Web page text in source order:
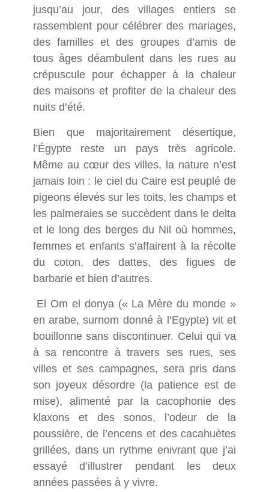
jusqu’au jour, des villages entiers se
rassemblent pour célébrer des mariages,
des familles et des groupes d’amis de
tous âges déambulent dans les rues au
crépuscule pour échapper à la chaleur
des maisons et profiter de la chaleur des
nuits d’été.
Bien que majoritairement désertique,
l’Égypte reste un pays trèsagricole.
Même au cœur des villes, la nature n’est
jamais loin : le ciel du Caire est peuplé de
pigeons élevés sur les toits, leschamps et
les palmeraies se succèdent dans le delta
et le long des berges du Nil où hommes,
femmes et enfants s’affairent à la récolte
du coton, des dattes, des figues de
barbarie et bien d’autres.
El Om el donya (« La Mère du monde »
en arabe, surnom donné à l’Egypte) vit et
bouillonne sans discontinuer. Celui qui va
à sa rencontre à travers ses rues, ses
villes et ses campagnes, sera pris dans
son joyeux désordre (la patience est de
mise), alimenté par la cacophonie des
klaxons et des sonos, l’odeur de la
poussière, de l’encens et des cacahuètes
grillées, dans un rythme enivrantque j’ai
essayé d’illustrer pendant les deux
années passées à y vivre.